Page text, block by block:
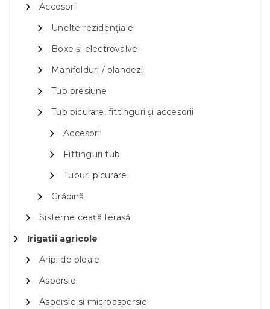
Accesorii
Unelte rezidențiale
Boxe și electrovalve
Manifolduri / olandezi
Tub presiune
Tub picurare, fittinguri și accesorii
Accesorii
Fittinguri tub
Tuburi picurare
Grădină
Sisteme ceață terasă
Irigatii agricole
Aripi de ploaie
Aspersie
Aspersie si microaspersie